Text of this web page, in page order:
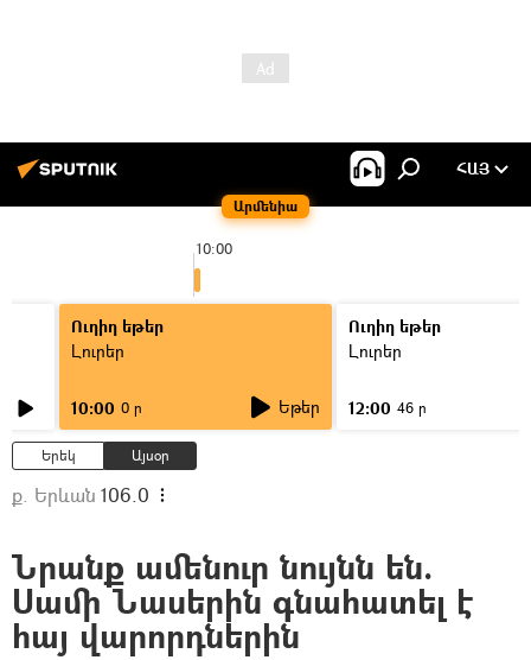
Արմենիա
ՀԱՅ
10:00
Ուղիղ եթեր
Լուրեր
10:00 0 ր Եթեր
Ուղիղ եթեր
Լուրեր
12:00 46 ր
Երեկ Այսօր
ք. Երևան 106.0
Նրանք ամենուր նույնն են.
Սամի Նասերին գնահատել է
հայ վարորդներին